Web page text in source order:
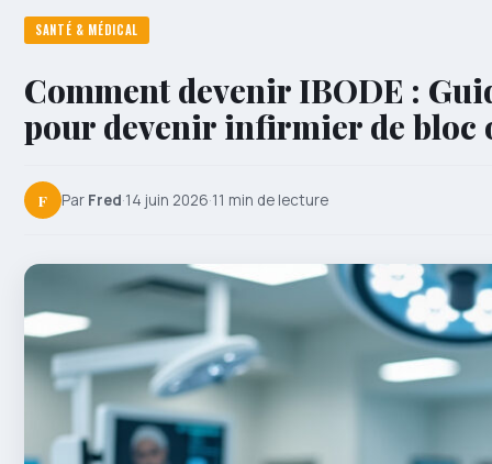
SANTÉ & MÉDICAL
Comment devenir IBODE :
pour devenir infirmier de bloc
F Par Fred·14 juin 2026·11 min de lecture